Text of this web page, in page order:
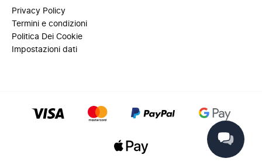
Privacy Policy
Termini e condizioni
Politica Dei Cookie
Impostazioni dati